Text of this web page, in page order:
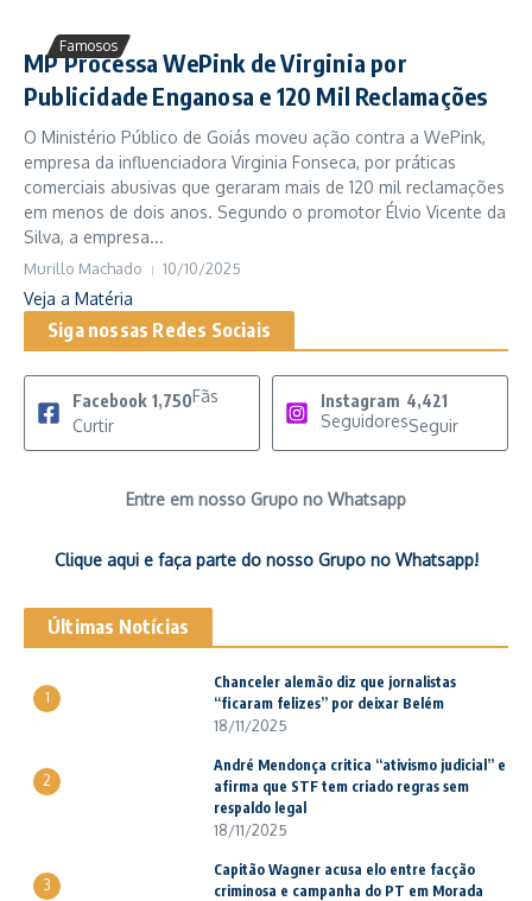
Famosos
MP Processa WePink de Virginia por
Publicidade Enganosa e 120 Mil Reclamações
O Ministério Público de Goiás moveu ação contra a WePink,
empresa da influenciadora Virginia Fonseca, por práticas
comerciais abusivas que geraram mais de 120 mil reclamações
em menos de dois anos. Segundo o promotor Élvio Vicente da
Silva, a empresa...
Murillo Machado 10/10/2025
Veja a Matéria
Siga nossas Redes Sociais
Facebook 1,750Fãs
Curtir
Instagram 4,421
SeguidoresSeguir
Entre em nosso Grupo no Whatsapp
Clique aqui e faça parte do nosso Grupo no Whatsapp!
Últimas Notícias
1
Chanceler alemão diz que jornalistas
“ficaram felizes” por deixar Belém
18/11/2025
2
André Mendonça critica “ativismo judicial” e
afirma que STF tem criado regras sem
respaldo legal
18/11/2025
3
Capitão Wagner acusa elo entre facção
criminosa e campanha do PT em Morada